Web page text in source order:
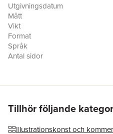
Utgivningsdatum
Mått
Vikt
Format
Språk
Antal sidor
ISBN
Tillhör följande
Illustrationskonst och